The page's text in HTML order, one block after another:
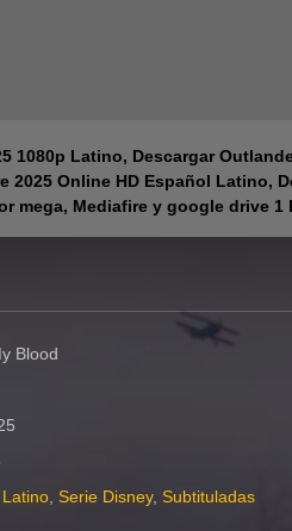
1080p Latino, Descargar
2025 Online HD Español Latino,
mega, Mediafire y google drive 1
Blood
Latino Serie Disney, Subtituladas